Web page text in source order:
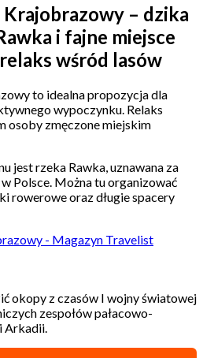
– dzika
i fajne miejsce
wśród lasów
to idealna propozycja dla
wypoczynku. Relaks
osoby zmęczone miejskim
jest rzeka Rawka, uznawana za
Polsce. Można tu organizować
rowerowe oraz długie spacery
okopy z czasów I wojny światowej
zespołów pałacowo-
Arkadii.